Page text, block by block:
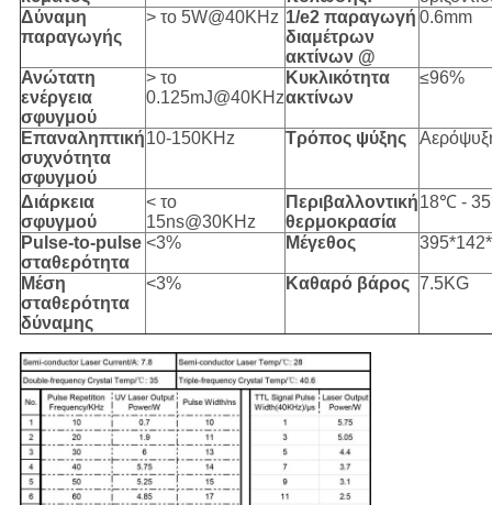
Δύναμη
παραγωγής
> το 5W@40KHz 1/e2 παραγωγή
διαμέτρων
ακτίνων @
0.6mm
Ανώτατη
ενέργεια
σφυγμού
> το
0.125mJ@40KHz
Κυκλικότητα
ακτίνων
≤96%
Επαναληπτική
συχνότητα
σφυγμού
10-150KHz Τρόπος ψύξης
Διάρκεια
σφυγμού
< το
15ns@30KHz
Περιβαλλοντική
θερμοκρασία
18℃ -
Pulse-to-pulse
σταθερότητα
<3% Μέγεθος
Μέση
σταθερότητα
δύναμης
<3% Καθαρό βάρος 7.5KG